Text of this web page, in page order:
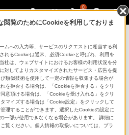
0
らいいな」も
閲覧のためにCookieを利用しておりま
ムへの入力等、サービスのリクエストに相当する利
れるCookieは通常、必須Cookieと呼ばれ、利用を
社は、ウェブサイトにおけるお客様の利用状況を分
対してよりカスタマイズされたサービス・広告を提
類似技術を使用して一定の情報を収集する場合が
を拒否する場合は、「Cookieを拒否する」をクリ
意頂ける場合は、「Cookieを受け入れる」をクリ
マイズする場合は「Cookie設定」をクリックして
理することができます。選択したCookieの設定に
一部が使用できなくなる場合があります。 詳細に
覧ください。個人情報の取扱いについては、プラ